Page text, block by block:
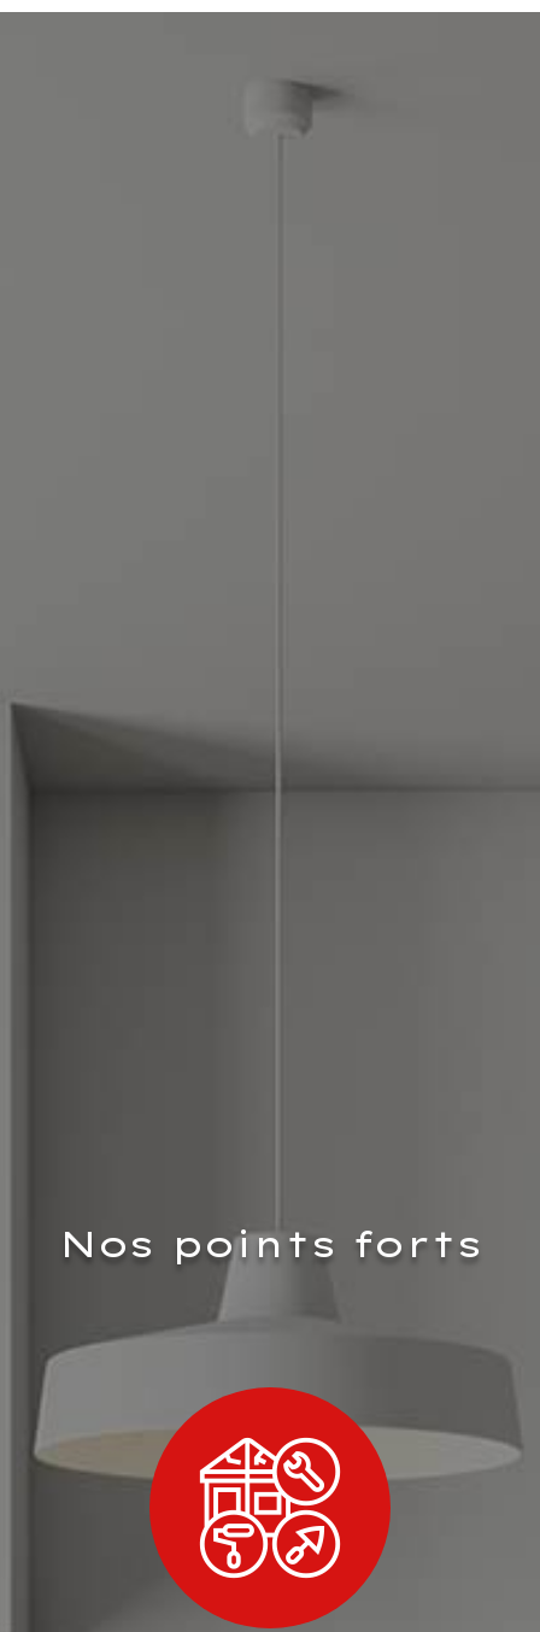
Nos points forts